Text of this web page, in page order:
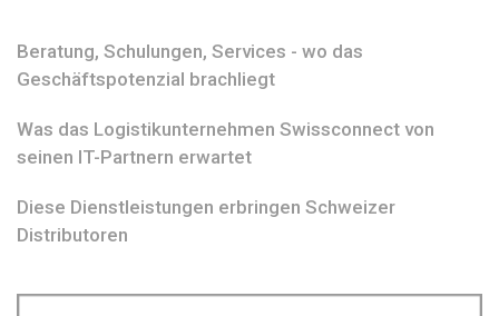
Beratung, Schulungen, Services - wo das
Geschäftspotenzial brachliegt
Was das Logistikunternehmen Swissconnect von
seinen IT-Partnern erwartet
Diese Dienstleistungen erbringen Schweizer
Distributoren